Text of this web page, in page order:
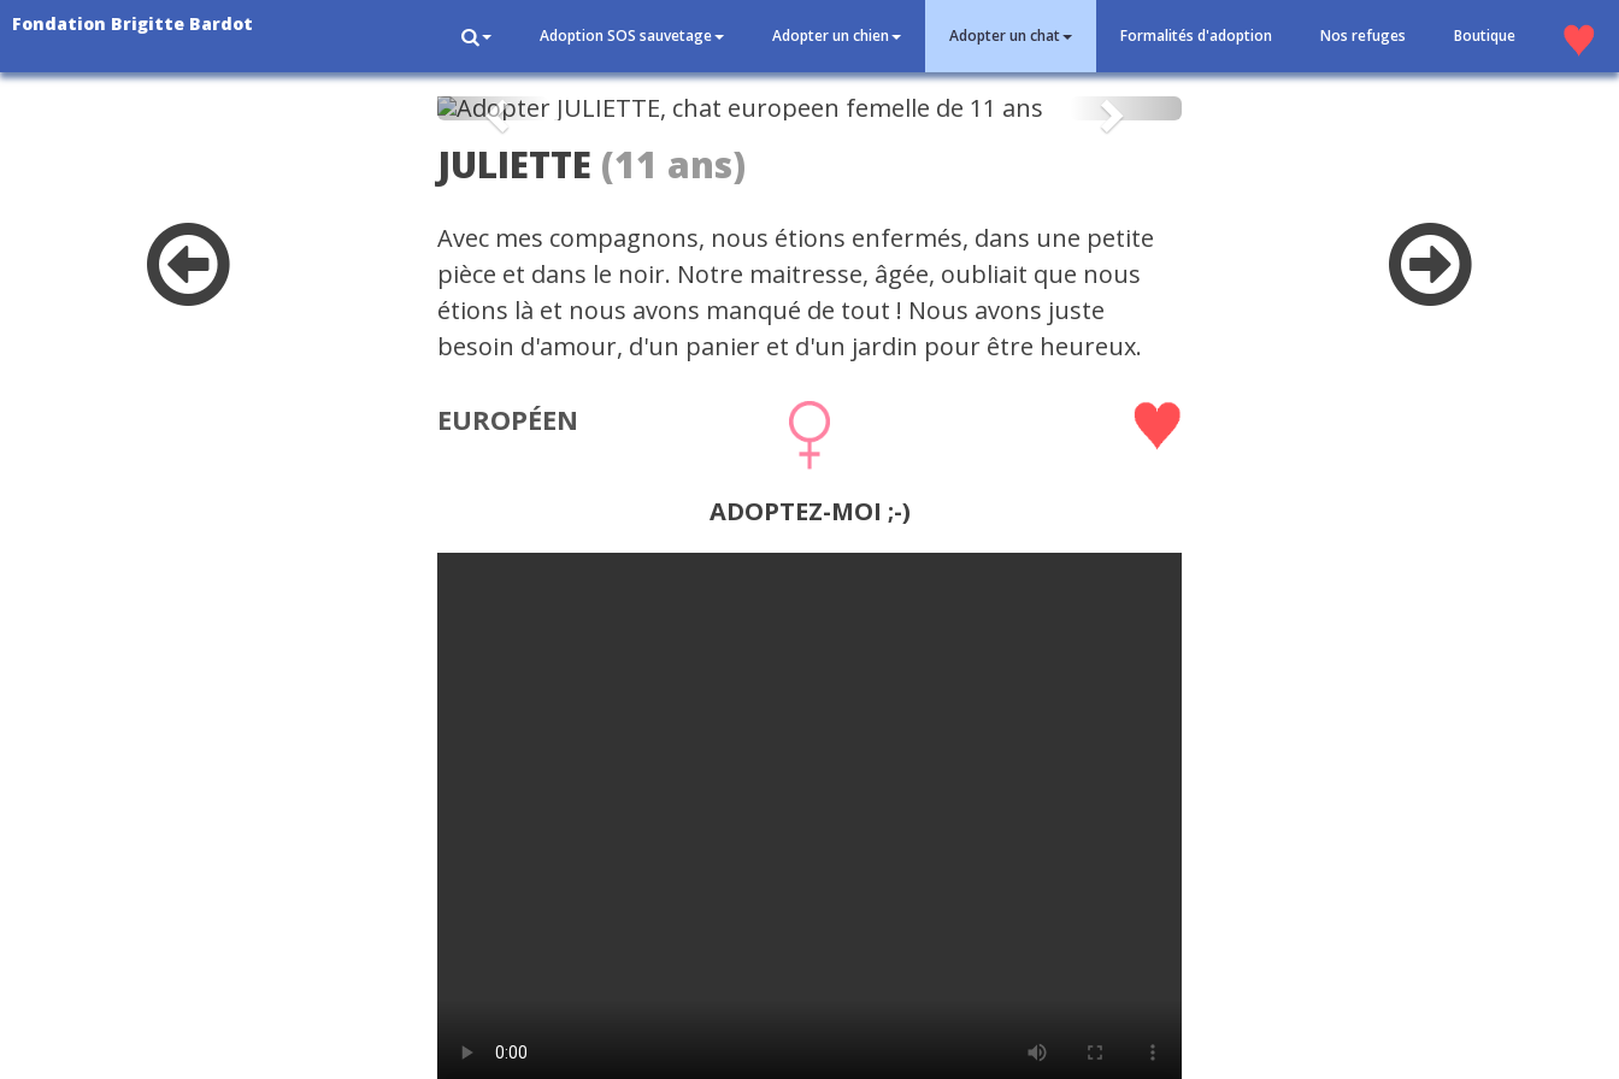
Fondation Brigitte Bardot
Adoption SOS sauvetage Adopter un chien Adopter un chat Formalités d'adoption Nos refuges Boutique
Précédent Suivant
JULIETTE (11 ans)
Avec mes compagnons, nous étions enfermés, dans une petite
pièce et dans le noir. Notre maitresse, âgée, oubliait que nous
étions là et nous avons manqué de tout ! Nous avons juste
besoin d'amour, d'un panier et d'un jardin pour être heureux.
EUROPÉEN
ADOPTEZ-MOI ;-)